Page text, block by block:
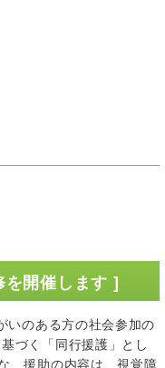
を開催します ]
いのある方の社会参加の
づく「同行援護」とし
、援助の内容は、視覚障